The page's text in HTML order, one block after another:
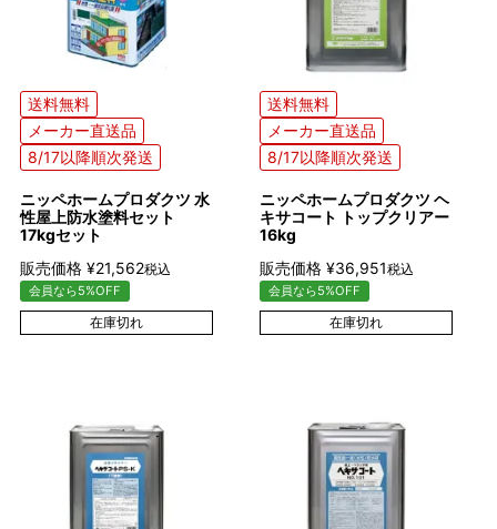
送料無料
メーカー直送品
8/17以降順次発送
ニッペホームプロダクツ 水
性屋上防水塗料セット
17kgセット
販売価格 ¥21,562税込
会員なら5%OFF
在庫切れ
送料無料
メーカー直送品
8/17以降順次発送
ニッペホームプロダクツ ヘ
キサコート トップクリアー
16kg
販売価格 ¥36,951税込
会員なら5%OFF
在庫切れ